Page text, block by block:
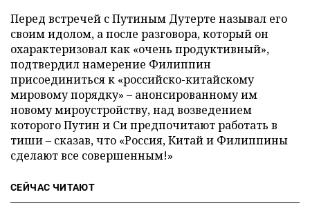
Перед встречей с Путиным Дутерте называл его
своим идолом, а после разговора, который он
охарактеризовал как «очень продуктивный»,
подтвердил намерение Филиппин
присоединиться к «российско-китайскому
мировому порядку» – анонсированному им
новому мироустройству, над возведением
которого Путин и Си предпочитают работать в
тиши – сказав, что «Россия, Китай и Филиппины
сделают все совершенным!»
СЕЙЧАС ЧИТАЮТ